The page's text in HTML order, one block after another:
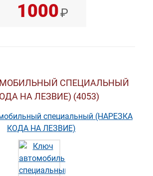
1000₽
СПЕЦИАЛЬНЫЙ
НА ЛЕЗВИЕ) (4053)